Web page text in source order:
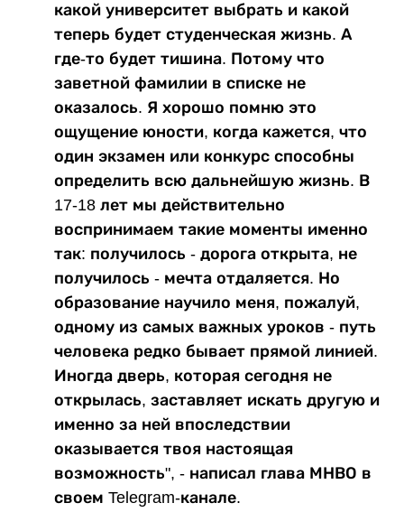
какой университет выбрать и какой
теперь будет студенческая жизнь. А
где-то будет тишина. Потому что
заветной фамилии в списке не
оказалось. Я хорошо помню это
ощущение юности, когда кажется, что
один экзамен или конкурс способны
определить всю дальнейшую жизнь. В
17-18 лет мы действительно
воспринимаем такие моменты именно
так: получилось - дорога открыта, не
получилось - мечта отдаляется. Но
образование научило меня, пожалуй,
одному из самых важных уроков - путь
человека редко бывает прямой линией.
Иногда дверь, которая сегодня не
открылась, заставляет искать другую и
именно за ней впоследствии
оказывается твоя настоящая
возможность", - написал глава МНВО в
своем Telegram-канале.